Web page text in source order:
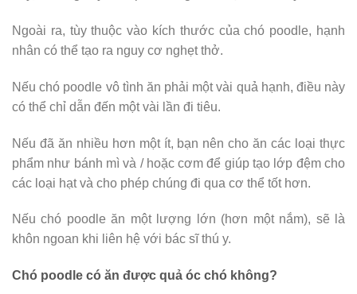
Ngoài ra, tùy thuộc vào kích thước của chó poodle, hạnh
nhân có thể tạo ra nguy cơ nghẹt thở.
Nếu chó poodle vô tình ăn phải một vài quả hạnh, điều này
có thể chỉ dẫn đến một vài lần đi tiêu.
Nếu đã ăn nhiều hơn một ít, bạn nên cho ăn các loại thực
phẩm như bánh mì và / hoặc cơm để giúp tạo lớp đệm cho
các loại hạt và cho phép chúng đi qua cơ thể tốt hơn.
Nếu chó poodle ăn một lượng lớn (hơn một nắm), sẽ là
khôn ngoan khi liên hệ với bác sĩ thú y.
Chó poodle có ăn được quả óc chó không?